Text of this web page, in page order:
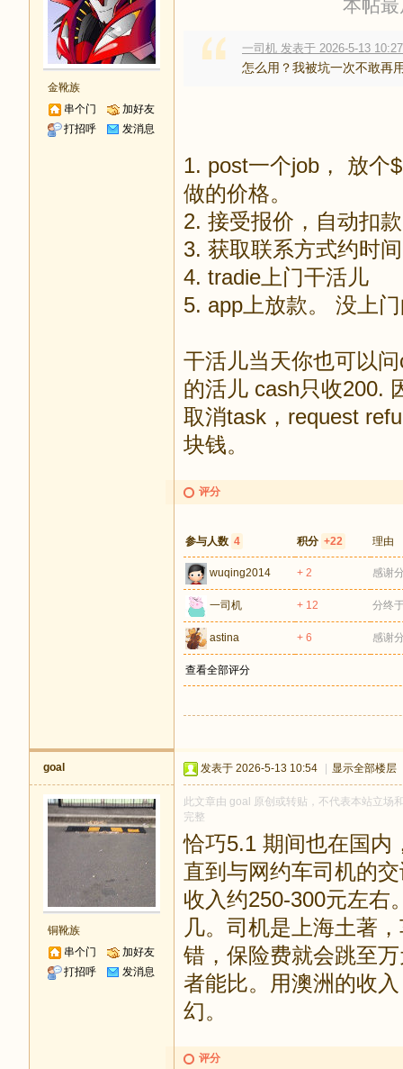
金靴族
串个门
加好友
打招呼
发消息
本帖
一司机 发表于 2026-5-13 10:27
怎么用？我被坑一次不敢再
1. post一个job， 放个
做的价格。
2. 接受报价，自动扣款
3. 获取联系方式约时间
4. tradie上门干活儿
5. app上放款。 没上
干活儿当天你也可以
的活儿 cash只收200.
取消task，request
块钱。
评分
参与人数 4 积分 +22 理由
wuqing2014 + 2 感谢
一司机 + 12 分终
astina + 6 感谢
查看全部评分
goal
铜靴族
串个门
加好友
打招呼
发消息
发表于 2026-5-13 10:54 显示全部楼层
此文章由 goal 原创或转贴，不代表本站立场
完整
恰巧5.1 期间也在国内
直到与网约车司机的
收入约250-300元左右
几。司机是上海土著
错，保险费就会跳至
者能比。用澳洲的收
幻。
评分